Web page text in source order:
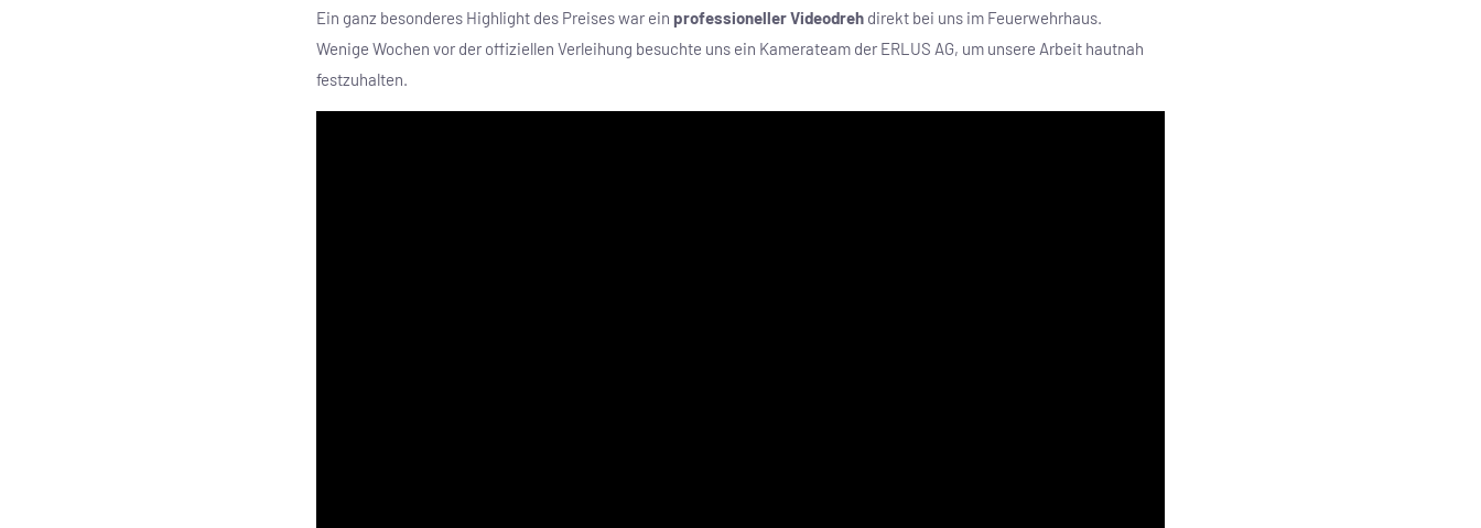
Ein ganz besonderes Highlight des Preises war ein professioneller Videodreh direkt bei uns im Feuerwehrhaus.
Wenige Wochen vor der offiziellen Verleihung besuchte uns ein Kamerateam der ERLUS AG, um unsere Arbeit hautnah
festzuhalten.